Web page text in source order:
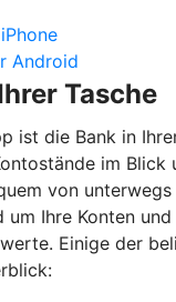
Android
Tasche
ist die Bank in
im Blick
von
um Ihre Konten
Einige der